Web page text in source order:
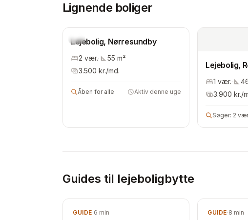
Lignende boliger
Ny
Lejebolig, Nørresundby
2 vær.· 55 m²
3.500 kr./md.
Åben for alle Aktiv denne uge
Lejebolig,
1 vær.·
3.900 kr./
Søger: 2
Guides til lejeboligbytte
GUIDE·6 min GUIDE·8 min